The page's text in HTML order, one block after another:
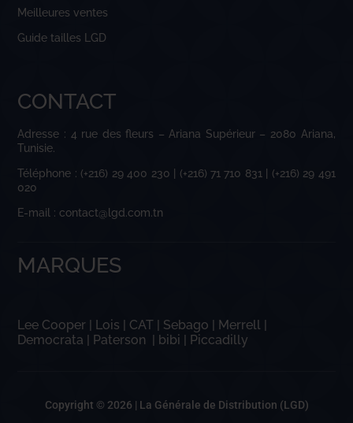
Meilleures ventes
Guide tailles LGD
CONTACT
Adresse : 4 rue des fleurs – Ariana Supérieur – 2080 Ariana,
Tunisie.
Téléphone : (+216) 29 400 230 | (+216) 71 710 831 | (+216) 29 491
020
E-mail : contact@lgd.com.tn
MARQUES
Lee Cooper Lois CAT Sebago Merrell
Democrata
Paterson bibi Piccadilly
Copyright © 2026 | La Générale de Distribution (LGD)